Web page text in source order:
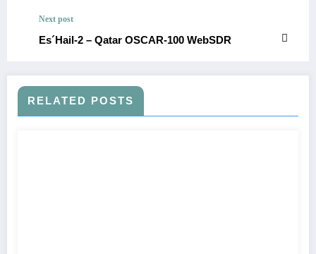
Next post
Es´Hail-2 – Qatar OSCAR-100 WebSDR
RELATED POSTS